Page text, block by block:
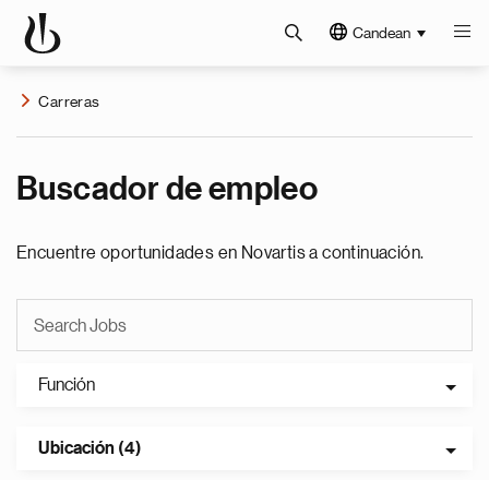
Candean
Carreras
Buscador de empleo
Encuentre oportunidades en Novartis a continuación.
Función
Ubicación (4)